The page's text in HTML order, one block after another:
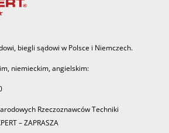
biegli sądowi w Polsce i Niemczech.
niemieckim, angielskim:
Rzeczoznawców Techniki
– ZAPRASZA